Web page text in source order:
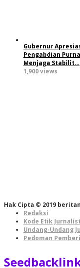
Gubernur
Pengabdian
Menjaga Stabilit…
1,900 views
Hak Cipta © 2019
Redaksi
Kode Etik
Undang-Undang
Pedoman